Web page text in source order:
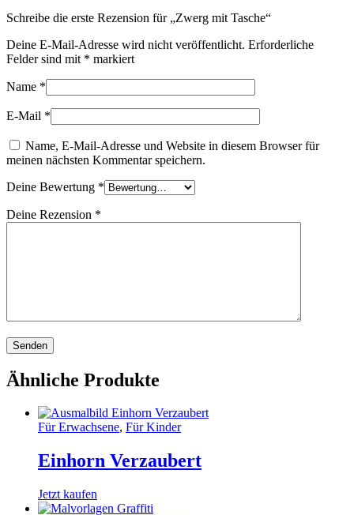
Schreibe die erste Rezension für „Zwerg mit Tasche“
Deine E-Mail-Adresse wird nicht veröffentlicht. Erforderliche
Felder sind mit * markiert
Name *
E-Mail *
Name, E-Mail-Adresse und Website in diesem Browser für
meinen nächsten Kommentar speichern.
Deine Bewertung *
Deine Rezension *
Ähnliche Produkte
Für Erwachsene, Für Kinder
Einhorn Verzaubert
Jetzt kaufen